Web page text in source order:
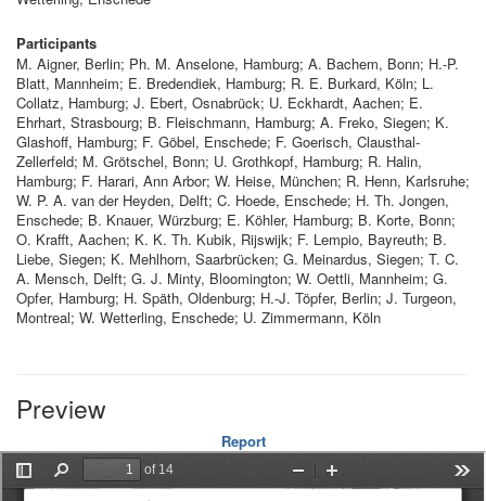
Participants
M. Aigner, Berlin; Ph. M. Anselone, Hamburg; A. Bachem, Bonn; H.-P.
Blatt, Mannheim; E. Bredendiek, Hamburg; R. E. Burkard, Köln; L.
Collatz, Hamburg; J. Ebert, Osnabrück; U. Eckhardt, Aachen; E.
Ehrhart, Strasbourg; B. Fleischmann, Hamburg; A. Freko, Siegen; K.
Glashoff, Hamburg; F. Göbel, Enschede; F. Goerisch, Clausthal-
Zellerfeld; M. Grötschel, Bonn; U. Grothkopf, Hamburg; R. Halin,
Hamburg; F. Harari, Ann Arbor; W. Heise, München; R. Henn, Karlsruhe;
W. P. A. van der Heyden, Delft; C. Hoede, Enschede; H. Th. Jongen,
Enschede; B. Knauer, Würzburg; E. Köhler, Hamburg; B. Korte, Bonn;
O. Krafft, Aachen; K. K. Th. Kubik, Rijswijk; F. Lempio, Bayreuth; B.
Liebe, Siegen; K. Mehlhorn, Saarbrücken; G. Meinardus, Siegen; T. C.
A. Mensch, Delft; G. J. Minty, Bloomington; W. Oettli, Mannheim; G.
Opfer, Hamburg; H. Späth, Oldenburg; H.-J. Töpfer, Berlin; J. Turgeon,
Montreal; W. Wetterling, Enschede; U. Zimmermann, Köln
Preview
Report